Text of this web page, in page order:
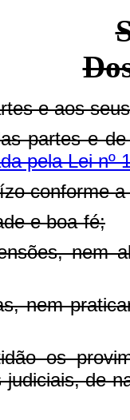
e aos
partes e
pela Lei nº
conforme a
e boa-fé;
nem
nem
os
judiciais, de